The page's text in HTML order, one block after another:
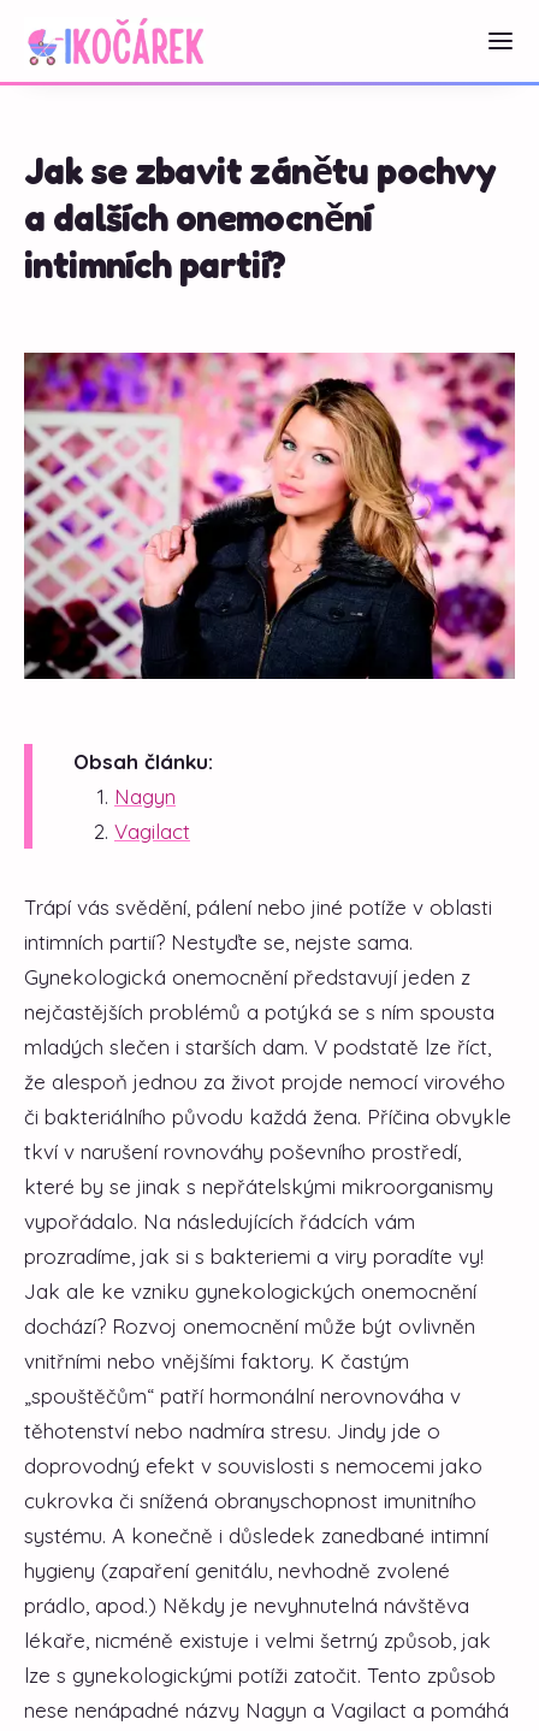
Jak se zbavit zánětu pochvy
a dalších onemocnění
intimních partií?
Obsah článku:
Nagyn
Vagilact
Trápí vás svědění, pálení nebo jiné potíže v oblasti
intimních partií? Nestyďte se, nejste sama.
Gynekologická onemocnění představují jeden z
nejčastějších problémů a potýká se s ním spousta
mladých slečen i starších dam. V podstatě lze říct,
že alespoň jednou za život projde nemocí virového
či bakteriálního původu každá žena. Příčina obvykle
tkví v narušení rovnováhy poševního prostředí,
které by se jinak s nepřátelskými mikroorganismy
vypořádalo. Na následujících řádcích vám
prozradíme, jak si s bakteriemi a viry poradíte vy!
Jak ale ke vzniku gynekologických onemocnění
dochází? Rozvoj onemocnění může být ovlivněn
vnitřními nebo vnějšími faktory. K častým
„spouštěčům“ patří hormonální nerovnováha v
těhotenství nebo nadmíra stresu. Jindy jde o
doprovodný efekt v souvislosti s nemocemi jako
cukrovka či snížená obranyschopnost imunitního
systému. A konečně i důsledek zanedbané intimní
hygieny (zapaření genitálu, nevhodně zvolené
prádlo, apod.) Někdy je nevyhnutelná návštěva
lékaře, nicméně existuje i velmi šetrný způsob, jak
lze s gynekologickými potíži zatočit. Tento způsob
nese nenápadné názvy Nagyn a Vagilact a pomáhá